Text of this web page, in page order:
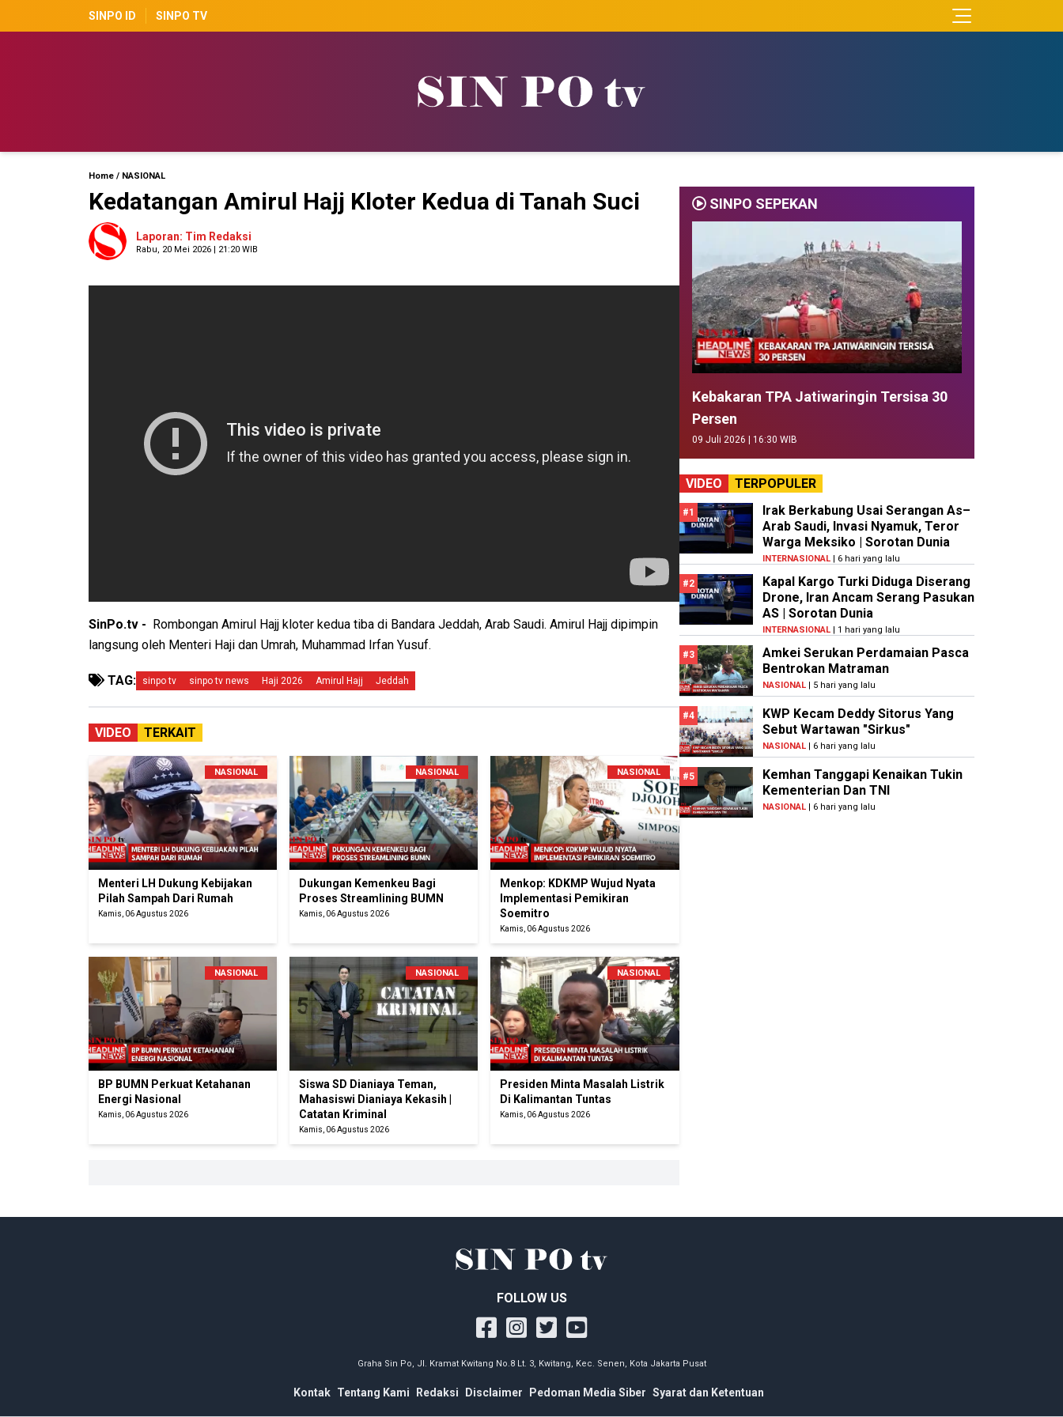
SINPO ID SINPO TV
Home / NASIONAL
Kedatangan Amirul Hajj Kloter Kedua di Tanah Suci
Laporan: Tim Redaksi
Rabu, 20 Mei 2026 | 21:20 WIB
SinPo.tv -
Rombongan Amirul Hajj kloter kedua tiba di Bandara Jeddah, Arab Saudi. Amirul Hajj dipimpin
langsung oleh Menteri Haji dan Umrah, Muhammad Irfan Yusuf.
TAG: sinpo tv sinpo tv news Haji 2026 Amirul Hajj Jeddah
VIDEO TERKAIT
NASIONAL
Menteri LH Dukung Kebijakan
Pilah Sampah Dari Rumah
Kamis, 06 Agustus 2026
NASIONAL
Dukungan Kemenkeu Bagi
Proses Streamlining BUMN
Kamis, 06 Agustus 2026
NASIONAL
Menkop: KDKMP Wujud Nyata
Implementasi Pemikiran
Soemitro
Kamis, 06 Agustus 2026
NASIONAL
BP BUMN Perkuat Ketahanan
Energi Nasional
Kamis, 06 Agustus 2026
NASIONAL
Siswa SD Dianiaya Teman,
Mahasiswi Dianiaya Kekasih |
Catatan Kriminal
Kamis, 06 Agustus 2026
NASIONAL
Presiden Minta Masalah Listrik
Di Kalimantan Tuntas
Kamis, 06 Agustus 2026
SINPO SEPEKAN
Kebakaran TPA Jatiwaringin Tersisa 30
Persen
09 Juli 2026 | 16:30 WIB
VIDEO TERPOPULER
#1
Irak Berkabung Usai Serangan As–
Arab Saudi, Invasi Nyamuk, Teror
Warga Meksiko | Sorotan Dunia
INTERNASIONAL| 6 hari yang lalu
#2
Kapal Kargo Turki Diduga Diserang
Drone, Iran Ancam Serang Pasukan
AS | Sorotan Dunia
INTERNASIONAL| 1 hari yang lalu
#3
Amkei Serukan Perdamaian Pasca
Bentrokan Matraman
NASIONAL| 5 hari yang lalu
#4
KWP Kecam Deddy Sitorus Yang
Sebut Wartawan "Sirkus"
NASIONAL| 6 hari yang lalu
#5
Kemhan Tanggapi Kenaikan Tukin
Kementerian Dan TNI
NASIONAL| 6 hari yang lalu
FOLLOW US
Graha Sin Po, Jl. Kramat Kwitang No.8 Lt. 3, Kwitang, Kec. Senen, Kota Jakarta Pusat
Kontak Tentang Kami Redaksi Disclaimer Pedoman Media Siber Syarat dan Ketentuan